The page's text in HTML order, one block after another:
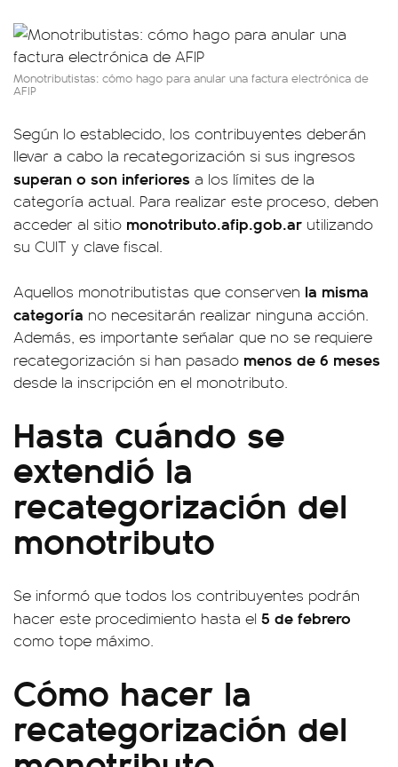
Monotributistas: cómo hago para anular una factura electrónica de
AFIP
Según lo establecido, los contribuyentes deberán
llevar a cabo la recategorización si sus ingresos
superan o son inferiores a los límites de la
categoría actual. Para realizar este proceso, deben
acceder al sitio monotributo.afip.gob.ar utilizando
su CUIT y clave fiscal.
Aquellos monotributistas que conserven la misma
categoría no necesitarán realizar ninguna acción.
Además, es importante señalar que no se requiere
recategorización si han pasado menos de 6 meses
desde la inscripción en el monotributo.
Hasta cuándo se
extendió la
recategorización del
monotributo
Se informó que todos los contribuyentes podrán
hacer este procedimiento hasta el 5 de febrero
como tope máximo.
Cómo hacer la
recategorización del